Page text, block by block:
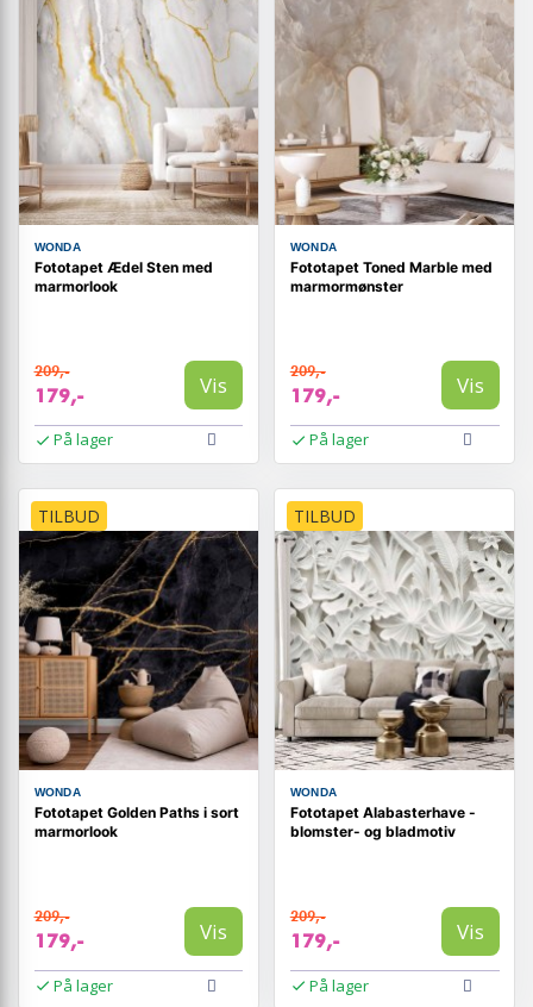
WONDA
Fototapet Ædel Sten med
marmorlook
209,-
179,- Vis
På lager
WONDA
Fototapet Toned Marble med
marmormønster
209,-
179,- Vis
På lager
TILBUD
WONDA
Fototapet Golden Paths i sort
marmorlook
209,-
179,- Vis
På lager
TILBUD
WONDA
Fototapet Alabasterhave -
blomster- og bladmotiv
209,-
179,- Vis
På lager